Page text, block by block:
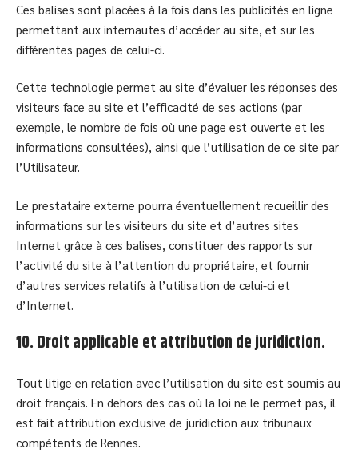
Ces balises sont placées à la fois dans les publicités en ligne
permettant aux internautes d’accéder au site, et sur les
différentes pages de celui-ci.
Cette technologie permet au site d’évaluer les réponses des
visiteurs face au site et l’efficacité de ses actions (par
exemple, le nombre de fois où une page est ouverte et les
informations consultées), ainsi que l’utilisation de ce site par
l’Utilisateur.
Le prestataire externe pourra éventuellement recueillir des
informations sur les visiteurs du site et d’autres sites
Internet grâce à ces balises, constituer des rapports sur
l’activité du site à l’attention du propriétaire, et fournir
d’autres services relatifs à l’utilisation de celui-ci et
d’Internet.
10. Droit applicable et attribution de juridiction.
Tout litige en relation avec l’utilisation du site est soumis au
droit français. En dehors des cas où la loi ne le permet pas, il
est fait attribution exclusive de juridiction aux tribunaux
compétents de Rennes.